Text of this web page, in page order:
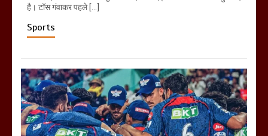
है। टॉस गंवाकर पहले […]
Sports